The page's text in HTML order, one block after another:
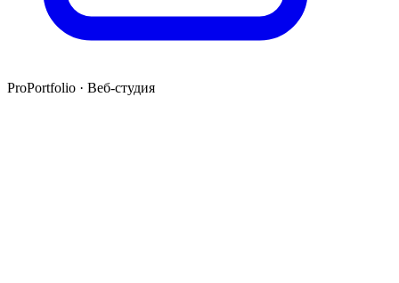
ProPortfolio · Веб-студия